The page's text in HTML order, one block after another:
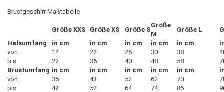
Brustgeschirr Maßtabelle
Größe XXS Größe XS Größe S
Größe
M
Größe L
Halsumfang
in cm in cm in cm in cm in cm
von
14 22 26 30 38
bis
22 36 40 48 58
Brustumfang in cm in cm in cm in cm in cm
von
36 43 52 62 70
bis
42 52 64 74 86